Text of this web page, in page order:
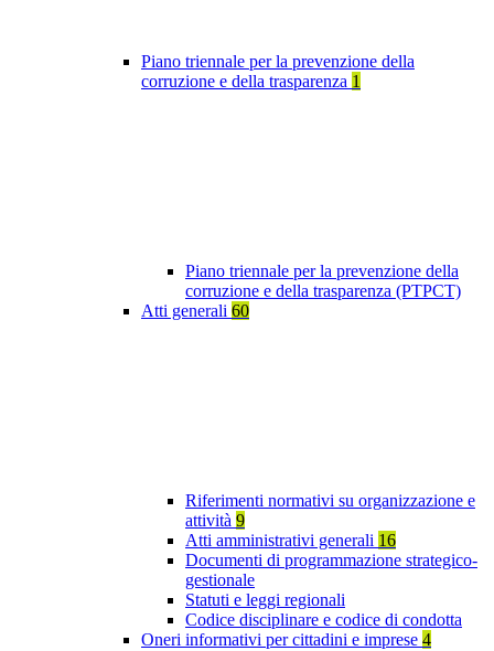
Piano triennale per la prevenzione della
corruzione e della trasparenza 1
Piano triennale per la prevenzione della
corruzione e della trasparenza (PTPCT)
Atti generali 60
Riferimenti normativi su organizzazione e
attività 9
Atti amministrativi generali 16
Documenti di programmazione strategico-
gestionale
Statuti e leggi regionali
Codice disciplinare e codice di condotta
Oneri informativi per cittadini e imprese 4